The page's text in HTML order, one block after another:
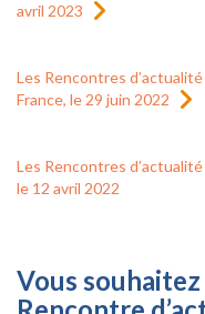
avril 2023
Les Rencontres
France, le 29 juin 2022
Les Rencontres
le 12 avril 2022
Vous